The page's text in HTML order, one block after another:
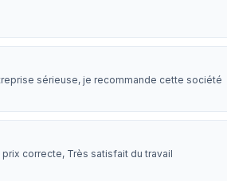
sérieuse, je recommande cette société
correcte, Très satisfait du travail